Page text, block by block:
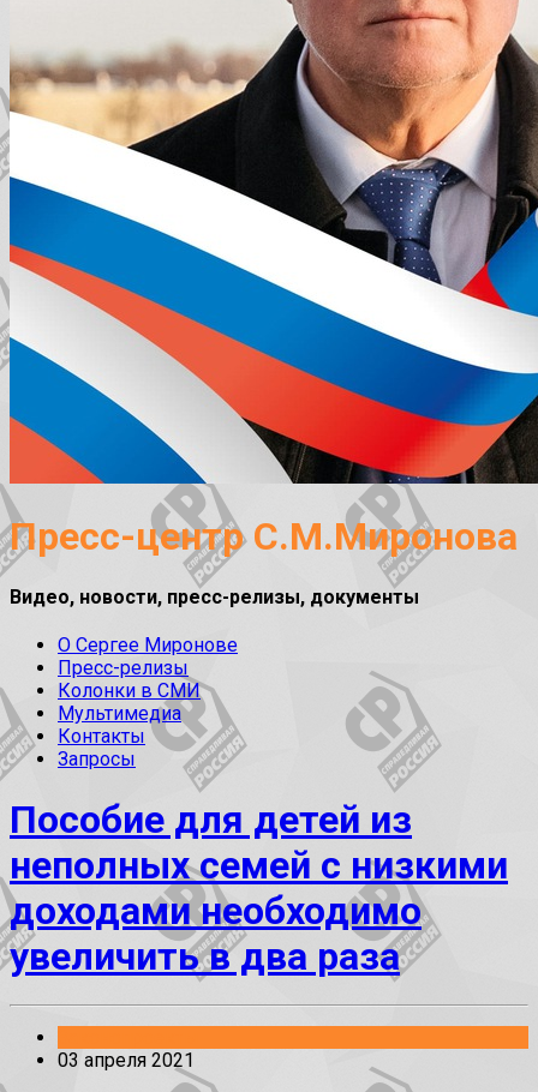
Пресс-центр С.М.Миронова
Видео, новости, пресс-релизы, документы
О Сергее Миронове
Пресс-релизы
Колонки в СМИ
Мультимедиа
Контакты
Запросы
Пособие для детей из
неполных семей с низкими
доходами необходимо
увеличить в два раза
03 апреля 2021